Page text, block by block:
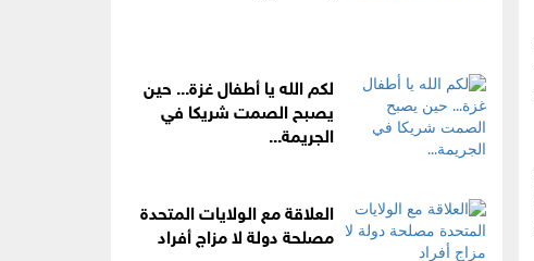
لكم الله يا أطفال غزة... حين
يصبح الصمت شريكا في
الجريمة...
العلاقة مع الولايات المتحدة
مصلحة دولة لا مزاج أفراد